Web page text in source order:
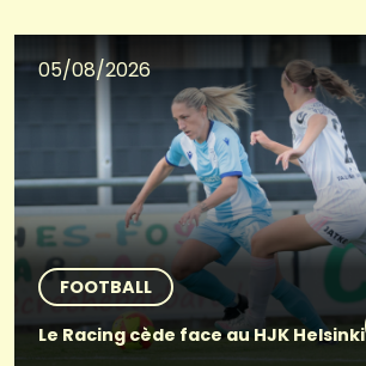
05/08/2026
FOOTBALL
Le Racing cède face au HJK Helsinki